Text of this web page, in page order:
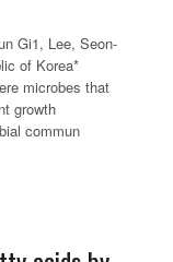
Gi1, Lee, Seon-
of Korea*
microbes that
growth
commun